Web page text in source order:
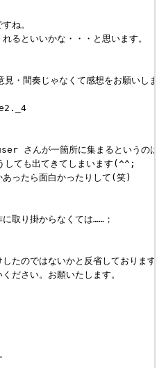
ね。
るといいかな・・・と思います。
見・間奏じゃなくて感想をお願いし
さんが一箇所に集まるというのは
しても出てきてしまいます(^^;
ったら面白かったりして(笑)
取り掛からなくては……；
たのではないかと反省しております。
ださい。お願いたします。